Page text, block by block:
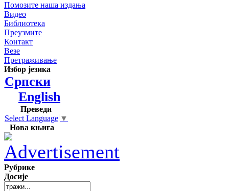
Помозите наша издања
Видео
Библиотека
Преузмите
Контакт
Везе
Претраживање
Избор језика
Српски
English
Преведи
Select Language ▼
Нова књига
Рубрике
Досије